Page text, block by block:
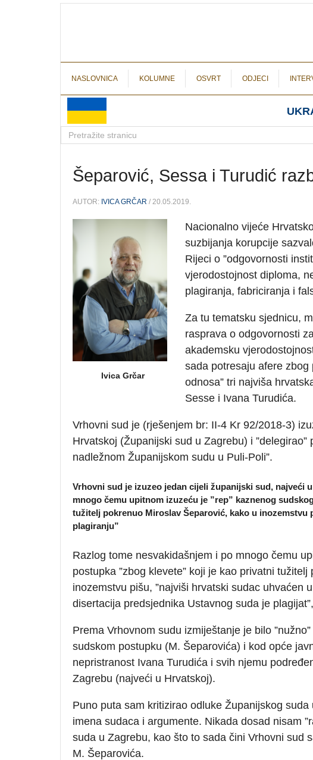
NASLOVNICA KOLUMNE OSVRT ODJECI
Šeparović, Sessa i Turudić
AUTOR: IVICA GRČAR / 20.05.2019.
Ivica Grčar
Nacionalno vijeće
suzbijanja korupcije
Rijeci o ”odgovornosti
vjerodostojnost diploma,
plagiranja, fabriciranja i
Za tu tematsku sjednicu,
rasprava o odgovornosti
akademsku
sada potresaju afere zbog
odnosa” tri najviša
Sesse i Ivana Turudića.
Vrhovni sud je (rješenjem br: II-4 Kr 92/2018-3)
Hrvatskoj (Županijski sud u Zagrebu) i
nadležnom Županijskom sudu u Puli-Poli”.
Vrhovni sud je izuzeo jedan cijeli županijski sud, najveći
mnogo čemu upitnom izuzeću je ”rep” kaznenog
tužitelj pokrenuo Miroslav Šeparović, kako u inozemstvu
plagiranju”
Razlog tome nesvakidašnjem i po mnogo čemu
postupka ”zbog klevete” koji je kao privatni
inozemstvu pišu, ”najviši hrvatski sudac uhvaćen
disertacija predsjednika Ustavnog suda je
Prema Vrhovnom sudu izmiještanje je bilo
sudskom postupku (M. Šeparovića) i kod opće
nepristranost Ivana Turudića i svih njemu
Zagrebu (najveći u Hrvatskoj).
Puno puta sam kritizirao odluke Županijskog
imena sudaca i argumente. Nikada dosad nisam
suda u Zagrebu, kao što to sada čini Vrhovni sud
M. Šeparovića.